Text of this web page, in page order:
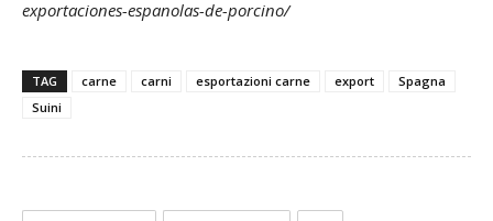
exportaciones-espanolas-de-porcino/
TAG carne carni esportazioni carne export
Spagna
Suini